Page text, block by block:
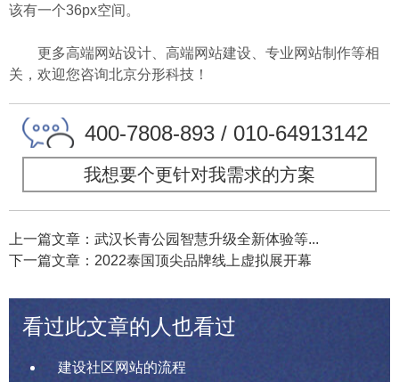
该有一个36px空间。
更多高端网站设计、高端网站建设、专业网站制作等相
关，欢迎您咨询北京分形科技！
400-7808-893 / 010-64913142
我想要个更针对我需求的方案
上一篇文章：武汉长青公园智慧升级全新体验等...
下一篇文章：2022泰国顶尖品牌线上虚拟展开幕
看过此文章的人也看过
建设社区网站的流程